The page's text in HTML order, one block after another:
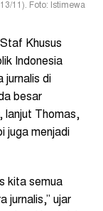
11). Foto: Istimewa
Khusus
Indonesia
jurnalis di
besar
lanjut Thomas,
juga menjadi
kita semua
jurnalis,” ujar